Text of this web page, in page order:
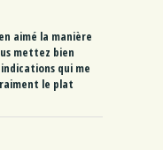
aimé la manière
mettez bien
qui me
le plat